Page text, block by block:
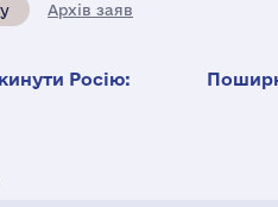
Архів заяв
Росію: